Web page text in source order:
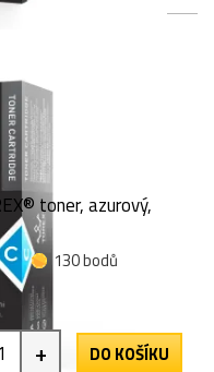
toner, azurový,
130 bodů
+ DO KOŠÍKU